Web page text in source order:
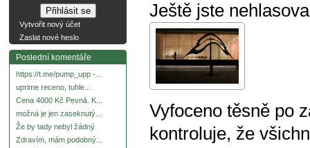
Vytvořit nový účet
Zaslat nové heslo
Poslední komentáře
https://t.me/pump_upp -...
uprime receno, tuhle...
Cena 4000 Kč Pevná. K...
možná je jen zaseknutý...
Že by tady nebyl žádný
Zdravím, mám podobný...
Ještě jste
Vyfoceno těsně po
kontroluje, že